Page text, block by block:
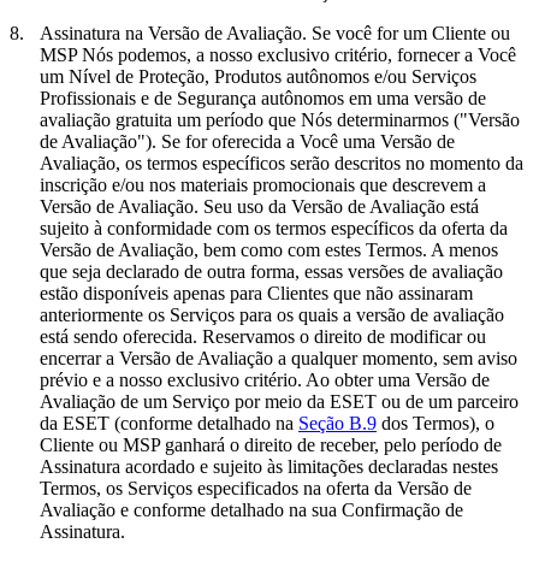
8.
Assinatura na Versão de Avaliação. Se você for um Cliente ou
MSP Nós podemos, a nosso exclusivo critério, fornecer a Você
um Nível de Proteção, Produtos autônomos e/ou Serviços
Profissionais e de Segurança autônomos em uma versão de
avaliação gratuita um período que Nós determinarmos ("Versão
de Avaliação"). Se for oferecida a Você uma Versão de
Avaliação, os termos específicos serão descritos no momento da
inscrição e/ou nos materiais promocionais que descrevem a
Versão de Avaliação. Seu uso da Versão de Avaliação está
sujeito à conformidade com os termos específicos da oferta da
Versão de Avaliação, bem como com estes Termos. A menos
que seja declarado de outra forma, essas versões de avaliação
estão disponíveis apenas para Clientes que não assinaram
anteriormente os Serviços para os quais a versão de avaliação
está sendo oferecida. Reservamos o direito de modificar ou
encerrar a Versão de Avaliação a qualquer momento, sem aviso
prévio e a nosso exclusivo critério. Ao obter uma Versão de
Avaliação de um Serviço por meio da ESET ou de um parceiro
da ESET (conforme detalhado na Seção B.9 dos Termos), o
Cliente ou MSP ganhará o direito de receber, pelo período de
Assinatura acordado e sujeito às limitações declaradas nestes
Termos, os Serviços especificados na oferta da Versão de
Avaliação e conforme detalhado na sua Confirmação de
Assinatura.